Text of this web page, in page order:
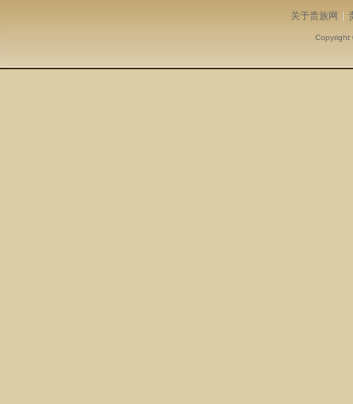
关于贵族网